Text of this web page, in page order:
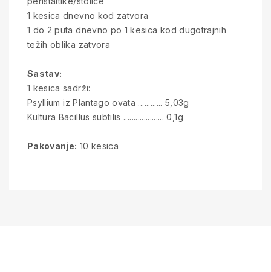
1 kesica dnevno kod zatvora
1 do 2 puta dnevno po 1 kesica kod dugotrajnih
težih oblika zatvora
Sastav:
1 kesica sadrži:
Psyllium iz Plantago ovata ............ 5,03g
Kultura Bacillus subtilis .................... 0,1g
Pakovanje: 10 kesica